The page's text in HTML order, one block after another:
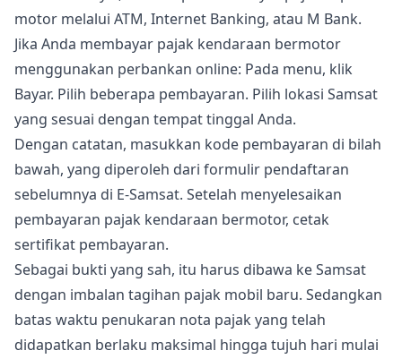
motor melalui ATM, Internet Banking, atau M Bank.
Jika Anda membayar pajak kendaraan bermotor
menggunakan perbankan online: Pada menu, klik
Bayar. Pilih beberapa pembayaran. Pilih lokasi Samsat
yang sesuai dengan tempat tinggal Anda.
Dengan catatan, masukkan kode pembayaran di bilah
bawah, yang diperoleh dari formulir pendaftaran
sebelumnya di E-Samsat. Setelah menyelesaikan
pembayaran pajak kendaraan bermotor, cetak
sertifikat pembayaran.
Sebagai bukti yang sah, itu harus dibawa ke Samsat
dengan imbalan tagihan pajak mobil baru. Sedangkan
batas waktu penukaran nota pajak yang telah
didapatkan berlaku maksimal hingga tujuh hari mulai